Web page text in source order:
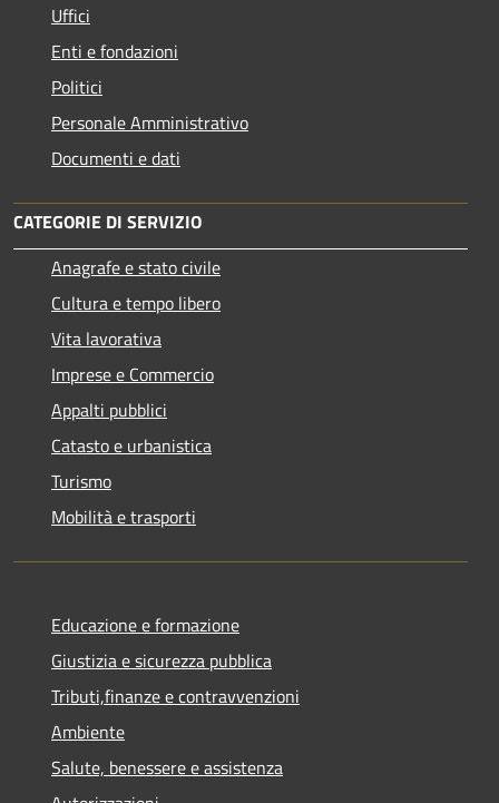
Uffici
Enti e fondazioni
Politici
Personale Amministrativo
Documenti e dati
CATEGORIE DI SERVIZIO
Anagrafe e stato civile
Cultura e tempo libero
Vita lavorativa
Imprese e Commercio
Appalti pubblici
Catasto e urbanistica
Turismo
Mobilità e trasporti
Educazione e formazione
Giustizia e sicurezza pubblica
Tributi,finanze e contravvenzioni
Ambiente
Salute, benessere e assistenza